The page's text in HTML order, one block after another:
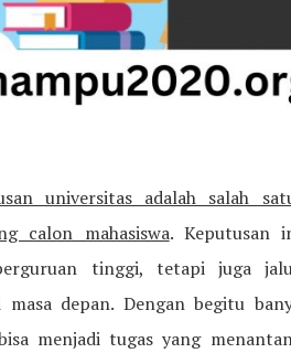
universitas adalah salah
calon mahasiswa. Keputusan
tinggi, tetapi juga
masa depan. Dengan begitu
menjadi tugas yang